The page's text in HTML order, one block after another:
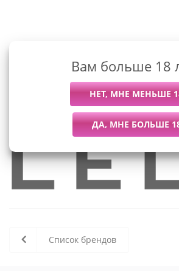
В данный момент нет
товаров
Список брендов
Вам больше 18